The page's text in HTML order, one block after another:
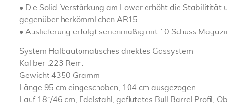
• Die Solid-Verstärkung am Lower erhöht die Stabilitität
gegenüber herkömmlichen AR15
• Auslieferung erfolgt serienmäßig mit 10 Schuss
System Halbautomatisches direktes Gassystem
Kaliber .223 Rem.
Gewicht 4350 Gramm
Länge 95 cm eingeschoben, 104 cm ausgezogen
Lauf 18″/46 cm, Edelstahl, geflutetes Bull Barrel Profil,